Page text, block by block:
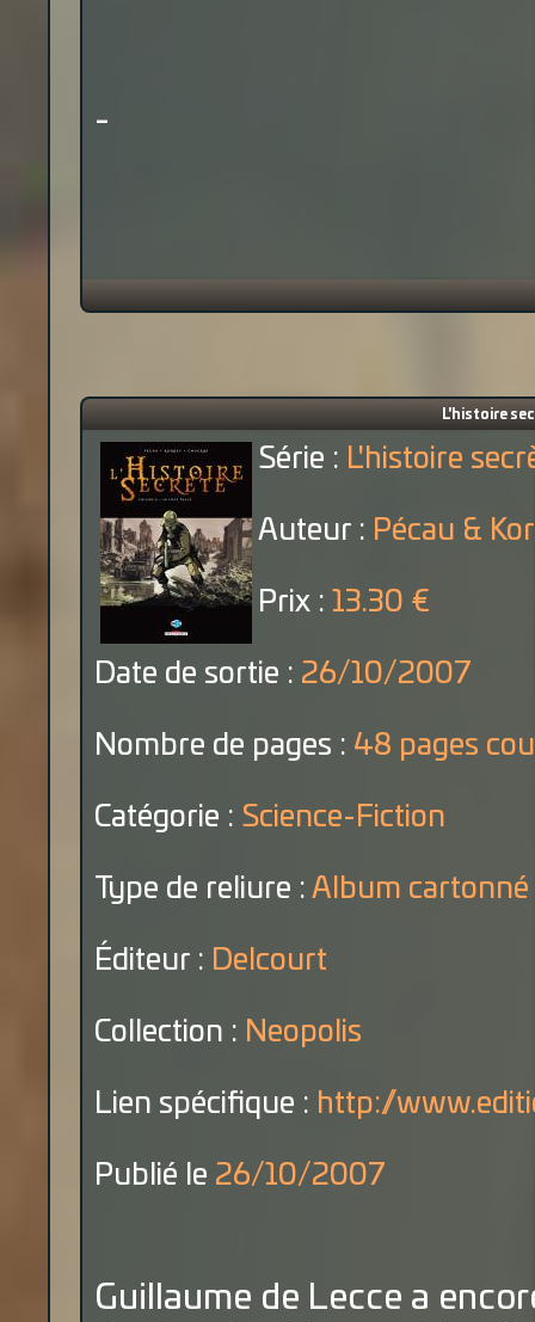
-
L'histoire
Série : L'histoire
Auteur : Pécau &
Prix : 13.30 €
Date de sortie : 26/10/2007
Nombre de pages : 48 pages
Catégorie : Science-Fiction
Type de reliure : Album cartonné
Éditeur : Delcourt
Collection : Neopolis
Lien spécifique : http://
Publié le 26/10/2007
Guillaume de Lecce a